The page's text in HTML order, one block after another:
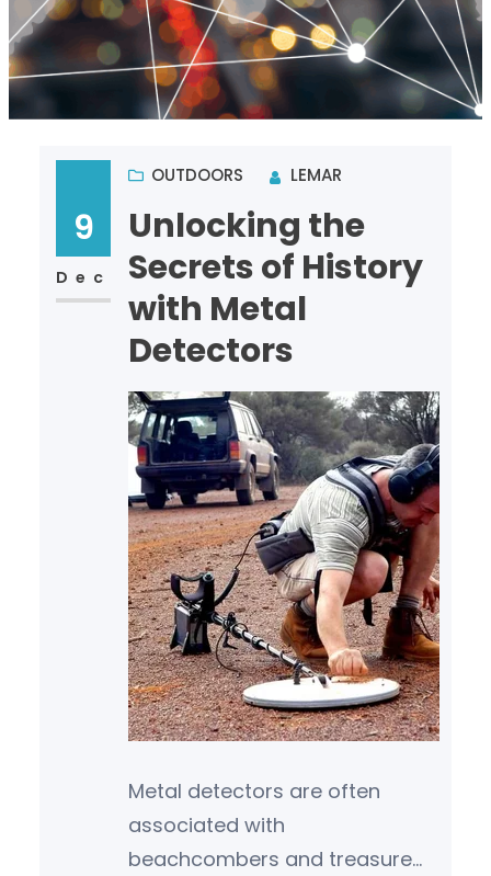
9
Dec
OUTDOORS LEMAR
Unlocking the
Secrets of History
with Metal
Detectors
Metal detectors are often
associated with
beachcombers and treasure